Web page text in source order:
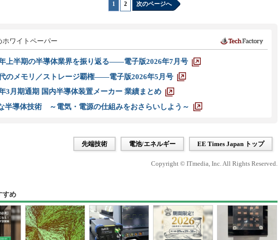
1 2 次のページへ
ホワイトペーパー
上半期の半導体業界を振り返る――電子版2026年7月号
のメモリ／ストレージ覇権――電子版2026年5月号
3月期通期 国内半導体装置メーカー 業績まとめ
半導体技術 ～電気・電源の仕組みをおさらいしよう～
先端技術 電池/エネルギー EE Times Japan トップ
Copyright © ITmedia, Inc. All Rights Reserved.
すめ